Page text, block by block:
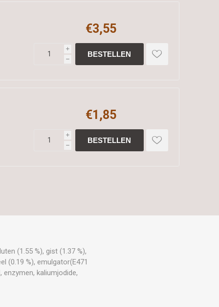
€3,55
i
h
€1,85
i
h
(1.55 %), gist (1.37 %),
(0.19 %), emulgator(E471
enzymen, kaliumjodide,